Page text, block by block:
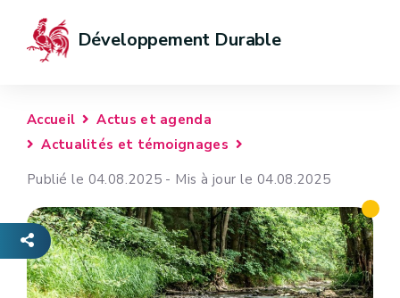
Développement Durable
Accueil
Actus et agenda
Actualités et témoignages
Publié le 04.08.2025 - Mis à jour le 04.08.2025